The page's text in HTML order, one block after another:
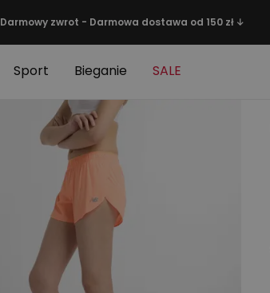
Darmowy zwrot - Darmowa dostawa od 150 zł ↓
Sport Bieganie SALE